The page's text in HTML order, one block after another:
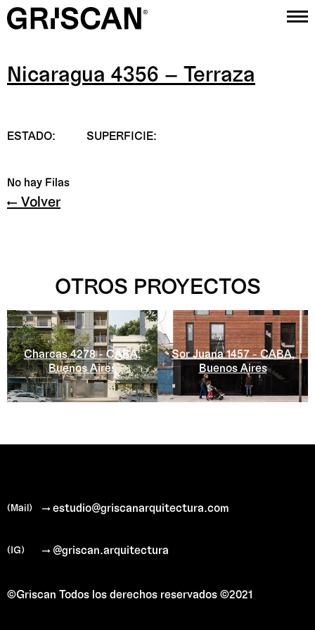
Proyectos
Contacto
Instagram
Nicaragua 4356 – Terraza
ESTADO: SUPERFICIE:
No hay Filas
← Volver
OTROS PROYECTOS
Charcas 4278 - CABA,
Buenos Aires
Sor Juana 1457 - CABA,
Buenos Aires
(Mail) → estudio@griscanarquitectura.com
(IG) → @griscan.arquitectura
©Griscan Todos los derechos reservados ©2021